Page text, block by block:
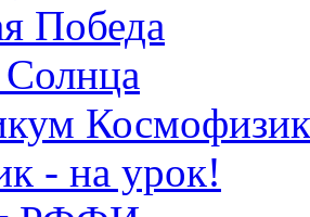
Победа
- на урок!